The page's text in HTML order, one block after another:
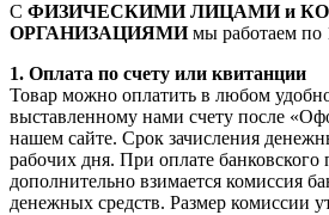
С ФИЗИЧЕСКИМИ ЛИЦАМИ и
ОРГАНИЗАЦИЯМИмы работаем по
1. Оплата по счету или квитанции
Товар можно оплатить в любом
выставленному нами счету после
нашем сайте. Срок зачисления
рабочих дня. При оплате банковского
дополнительно взимается комиссия
денежных средств. Размер комиссии